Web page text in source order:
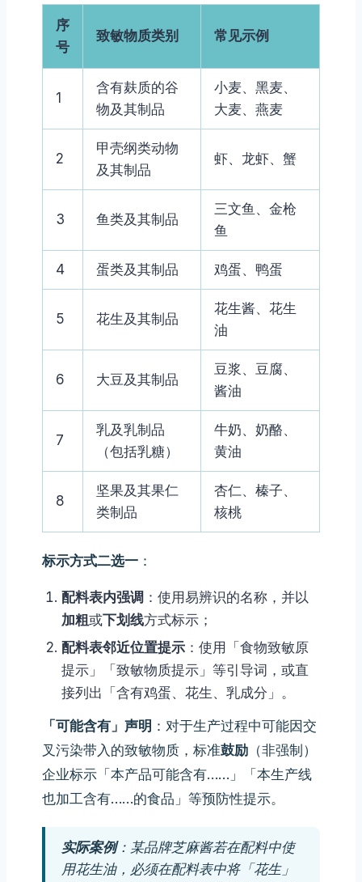
序
号
致敏物质类别 常见示例
1
含有麸质的谷
物及其制品
小麦、黑麦、
大麦、燕麦
2
甲壳纲类动物
及其制品
虾、龙虾、蟹
3 鱼类及其制品
三文鱼、金枪
鱼
4 蛋类及其制品 鸡蛋、鸭蛋
5 花生及其制品
花生酱、花生
油
6 大豆及其制品
豆浆、豆腐、
酱油
7
乳及乳制品
（包括乳糖）
牛奶、奶酪、
黄油
8
坚果及其果仁
类制品
杏仁、榛子、
核桃
标示方式二选一 ：
配料表内强调 ：使用易辨识的名称，并以
加粗或下划线方式标示；
配料表邻近位置提示 ：使用「食物致敏原
提示」「致敏物质提示」等引导词，或直
接列出「含有鸡蛋、花生、乳成分」。
「可能含有」声明 ：对于生产过程中可能因交
叉污染带入的致敏物质，标准鼓励 （非强制）
企业标示「本产品可能含有……」「本生产线
也加工含有……的食品」等预防性提示。
实际案例：某品牌芝麻酱若在配料中使
用花生油，必须在配料表中将「花生」